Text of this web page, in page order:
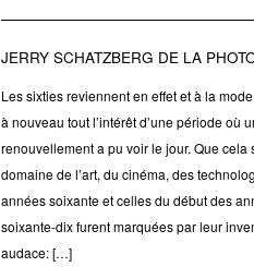
JERRY SCHATZBERG DE LA
Les sixties reviennent en effet et à la
à nouveau tout l’intérêt d’une période où
renouvellement a pu voir le jour. Que cela
domaine de l’art, du cinéma, des
années soixante et celles du début des
soixante-dix furent marquées par leur
audace: […]